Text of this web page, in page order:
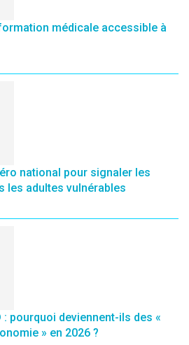
médicale accessible à
national pour signaler les
les adultes vulnérables
: pourquoi deviennent-ils des «
» en 2026 ?